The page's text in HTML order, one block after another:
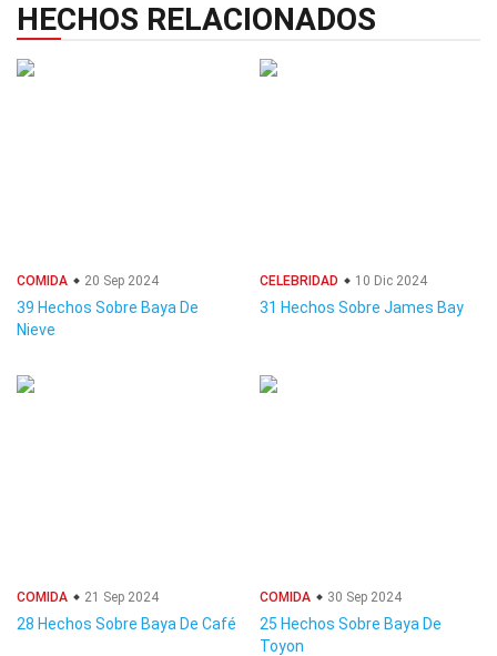
HECHOS RELACIONADOS
COMIDA 20 Sep 2024
39 Hechos Sobre Baya De
Nieve
CELEBRIDAD 10 Dic 2024
31 Hechos Sobre James Bay
COMIDA 21 Sep 2024
28 Hechos Sobre Baya De Café
COMIDA 30 Sep 2024
25 Hechos Sobre Baya De
Toyon